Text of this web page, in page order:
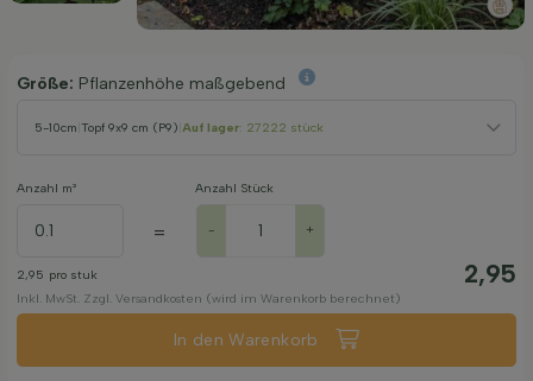
Größe: Pflanzenhöhe maßgebend
5-10cm Topf 9x9 cm (P9) Auf lager: 27222 stück
Anzahl m²
=
Anzahl Stück
- +
2,95 pro stuk 2,95
Inkl. MwSt. Zzgl. Versandkosten (wird im Warenkorb berechnet)
In den Warenkorb